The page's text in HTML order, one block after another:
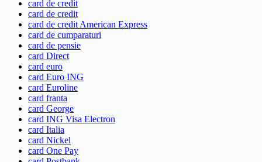
card de credit
card de credit
card de credit American Express
card de cumparaturi
card de pensie
card Direct
card euro
card Euro ING
card Euroline
card franta
card George
card ING Visa Electron
card Italia
card Nickel
card One Pay